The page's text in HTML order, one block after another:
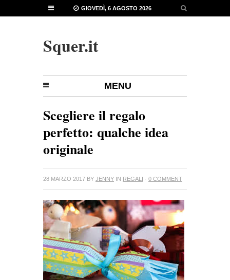
GIOVEDÌ, 6 AGOSTO 2026
Squer.it
MENU
Scegliere il regalo
perfetto: qualche idea
originale
28 MARZO 2017 BY JENNY IN REGALI · 0 COMMENT